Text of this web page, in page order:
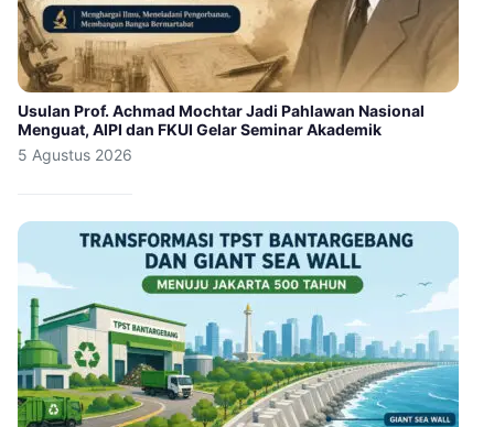
Usulan Prof. Achmad Mochtar Jadi Pahlawan Nasional
Menguat, AIPI dan FKUI Gelar Seminar Akademik
5 Agustus 2026